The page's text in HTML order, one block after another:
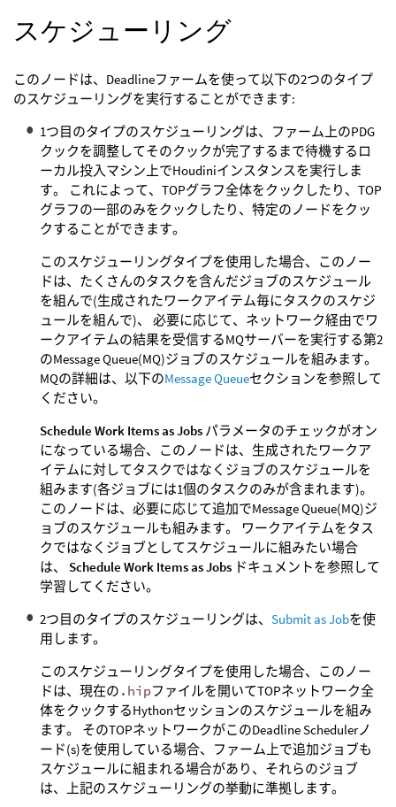
スケジューリング
このノードは、Deadlineファームを使って以下の2つのタイプ
のスケジューリングを実行することができます:
1つ目のタイプのスケジューリングは、ファーム上のPDG
クックを調整してそのクックが完了するまで待機するロ
ーカル投入マシン上でHoudiniインスタンスを実行しま
す。 これによって、TOPグラフ全体をクックしたり、TOP
グラフの一部のみをクックしたり、特定のノードをクッ
クすることができます。
このスケジューリングタイプを使用した場合、このノー
ドは、たくさんのタスクを含んだジョブのスケジュール
を組んで(生成されたワークアイテム毎にタスクのスケジ
ュールを組んで)、 必要に応じて、ネットワーク経由でワ
ークアイテムの結果を受信するMQサーバーを実行する第2
のMessage Queue(MQ)ジョブのスケジュールを組みます。
MQの詳細は、以下のMessage Queueセクションを参照して
ください。
Schedule Work Items as Jobs パラメータのチェックがオン
になっている場合、このノードは、生成されたワークア
イテムに対してタスクではなくジョブのスケジュールを
組みます(各ジョブには1個のタスクのみが含まれます)。
このノードは、必要に応じて追加でMessage Queue(MQ)ジ
ョブのスケジュールも組みます。 ワークアイテムをタス
クではなくジョブとしてスケジュールに組みたい場合
は、 Schedule Work Items as Jobs ドキュメントを参照して
学習してください。
2つ目のタイプのスケジューリングは、 Submit as Jobを使
用します。
このスケジューリングタイプを使用した場合、このノー
ドは、現在の .hipファイルを開いてTOPネットワーク全
体をクックするHythonセッションのスケジュールを組み
ます。 そのTOPネットワークがこのDeadline Schedulerノ
ード(s)を使用している場合、ファーム上で追加ジョブも
スケジュールに組まれる場合があり、それらのジョブ
は、上記のスケジューリングの挙動に準拠します。